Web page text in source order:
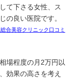
て下さる女性、ス
の良い医院です。
合美容クリニック口コミ
場程度の月2万円以
効果の高さを考え